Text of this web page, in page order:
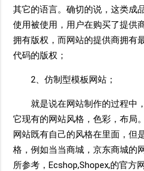
其它的语言。确切的说，这类成
使用被使用，用户在购买了提供
拥有版权，而网站的提供商拥有
代码的版权；
2、仿制型模板网站；
就是说在网站制作的过程中
它现有的网站风格，色彩，布局
网站既有自己的风格在里面，但
格，例如当当商城，京东商城的
所参考，Ecshop,Shopex,的官方